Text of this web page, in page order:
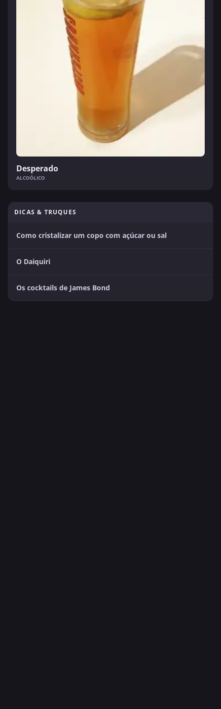
Desperado
ALCOÓLICO
DICAS & TRUQUES
Como cristalizar um copo com açúcar ou sal
O Daiquiri
Os cocktails de James Bond